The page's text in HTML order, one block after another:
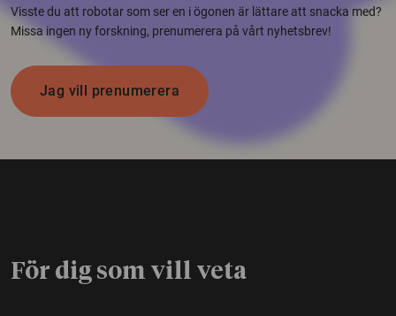
Visste du att robotar som ser en i ögonen är lättare att snacka med?
Missa ingen ny forskning, prenumerera på vårt nyhetsbrev!
Jag vill prenumerera
För dig som vill veta